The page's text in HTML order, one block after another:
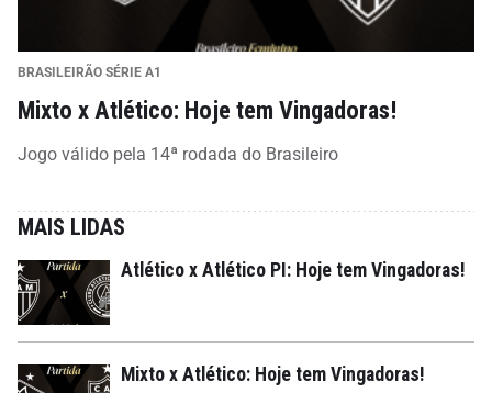
BRASILEIRÃO SÉRIE A1
Mixto x Atlético: Hoje tem Vingadoras!
Jogo válido pela 14ª rodada do Brasileiro
MAIS LIDAS
Atlético x Atlético PI: Hoje tem Vingadoras!
Mixto x Atlético: Hoje tem Vingadoras!